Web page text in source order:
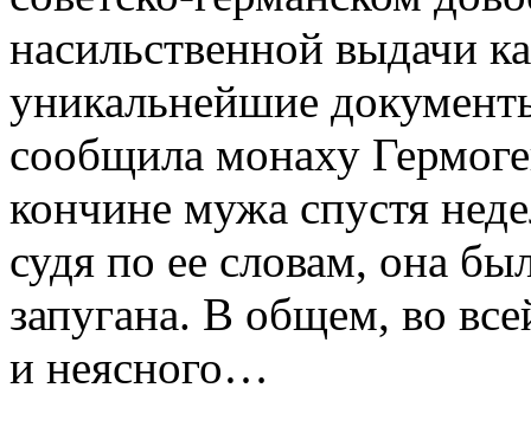
насильственной выдачи
уникальнейшие
сообщила монаху
кончине мужа спустя
судя по ее словам, она
запугана. В общем, во
и неясного…